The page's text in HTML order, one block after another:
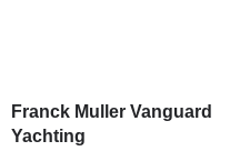
Franck Muller Vanguard
Yachting